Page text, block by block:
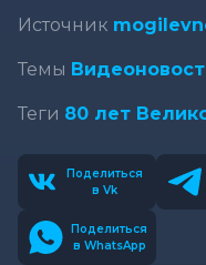
Источник
Темы
Теги 80 лет
Поделиться
в Vk
Поделиться
в WhatsApp